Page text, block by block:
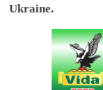
Ukraine.